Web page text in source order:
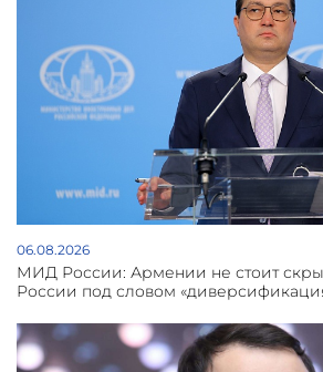
06.08.2026
МИД России: Армении не стоит
России под словом